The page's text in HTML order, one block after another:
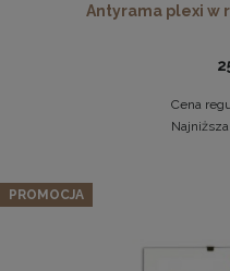
Komplet 5 sztuk
Antyrama plexi w
Cena
PROMOCJA